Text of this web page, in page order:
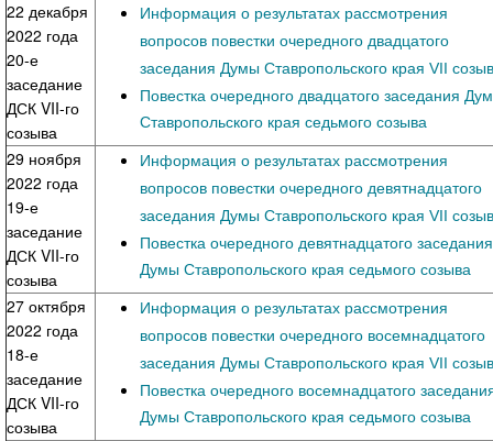
22 декабря
2022 года
20-е
заседание
ДСК VII-го
созыва
Информация о результатах рассмотрения
вопросов повестки очередного двадцатого
заседания Думы Ставропольского края VII
Повестка очередного двадцатого заседания
Ставропольского края седьмого созыва
29 ноября
2022 года
19-е
заседание
ДСК VII-го
созыва
Информация о результатах рассмотрения
вопросов повестки очередного девятнадцатого
заседания Думы Ставропольского края VII
Повестка очередного девятнадцатого заседания
Думы Ставропольского края седьмого созыва
27 октября
2022 года
18-е
заседание
ДСК VII-го
созыва
Информация о результатах рассмотрения
вопросов повестки очередного восемнадцатого
заседания Думы Ставропольского края VII
Повестка очередного восемнадцатого
Думы Ставропольского края седьмого созыва